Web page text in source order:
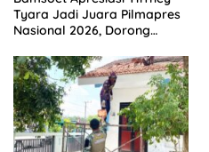
Tyara Jadi Juara Pilmapres
Nasional 2026, Dorong